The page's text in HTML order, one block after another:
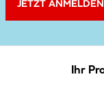
JETZT ANMELDEN
Ihr